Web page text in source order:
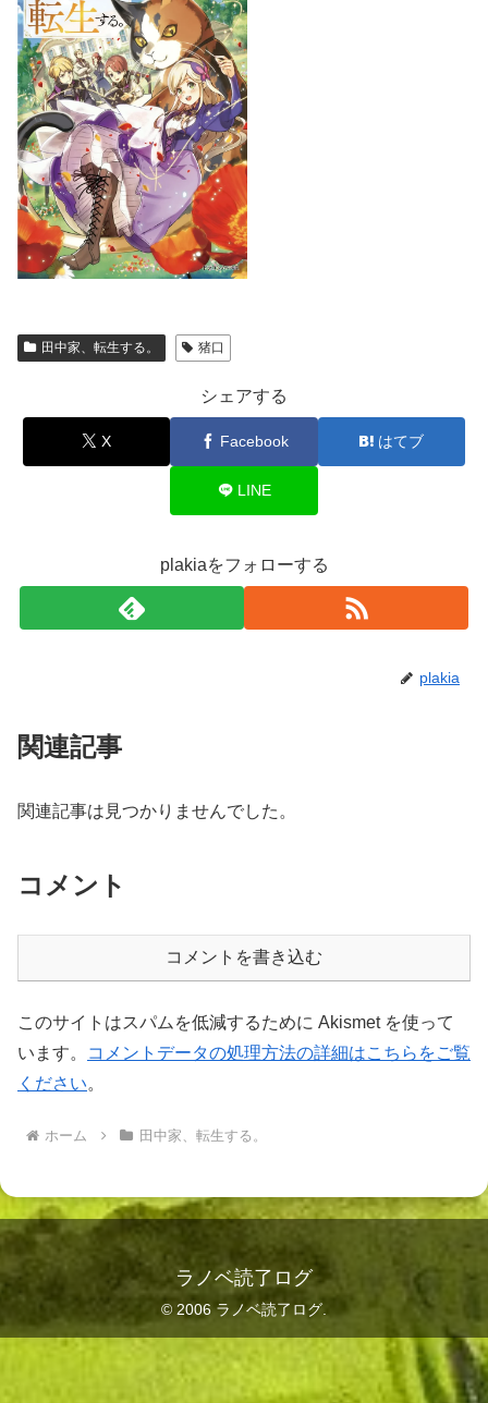
田中家、転生する。 猪口
シェアする
X Facebook はてブ
LINE
plakiaをフォローする
plakia
関連記事
関連記事は見つかりませんでした。
コメント
コメントを書き込む
このサイトはスパムを低減するために Akismet を使って
います。
コメントデータの処理方法の詳細はこちらをご覧
ください。
ホーム 田中家、転生する。
ラノベ読了ログ
© 2006 ラノベ読了ログ.